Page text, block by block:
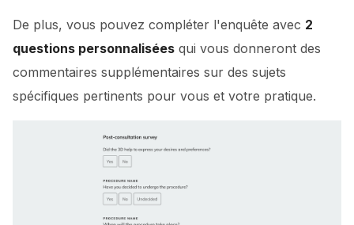
De plus, vous pouvez compléter l'enquête avec 2
questions personnalisées qui vous donneront des
commentaires supplémentaires sur des sujets
spécifiques pertinents pour vous et votre pratique.